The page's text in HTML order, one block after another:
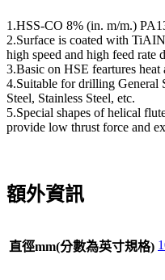
1.HSS-CO 8% (in. m/m.)
2.Surface is coated with
high speed and high feed rate
3.Basic on HSE feartures heat
4.Suitable for drilling General
Steel, Stainless Steel, etc.
5.Special shapes of helical
provide low thrust force and
額外資訊
直徑mm(分數為英寸規格)